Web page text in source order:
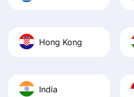
Hong Kong
India